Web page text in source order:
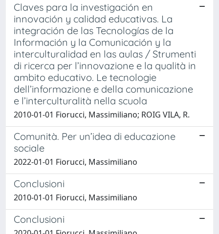
Claves para la investigación en
innovación y calidad educativas. La
integración de las Tecnologías de la
Información y la Comunicación y la
interculturalidad en las aulas / Strumenti
di ricerca per l’innovazione e la qualità in
ambito educativo. Le tecnologie
dell’informazione e della comunicazione
e l’interculturalità nella scuola
2010-01-01 Fiorucci, Massimiliano; ROIG VILA, R.
Comunità. Per un’idea di educazione
sociale
2022-01-01 Fiorucci, Massimiliano
Conclusioni
2010-01-01 Fiorucci, Massimiliano
Conclusioni